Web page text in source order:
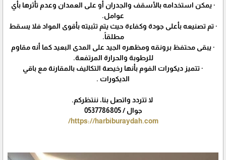
· يمكن استخدامه بالأسقف والجدران أو على العمدان وعدم تأثرها بأي
عوامل.
· تم تصنيعه بأعلى جودة وكفاءة حيث يتم تثبيته بأقوى المواد فلا يسقط
مطلقاً.
· يبقى محتفظ برونقه ومظهره الجيد على المدى البعيد كما أنه مقاوم
للرطوبة والحرارة المرتفعة.
· تتميز ديكورات الفوم بأنها رخيصة التكاليف بالمقارنة مع باقي
الديكورات .
لا تتردد واتصل بنا، ننتظركم.
جوال / 0537786805
https://harbiburaydah.com/